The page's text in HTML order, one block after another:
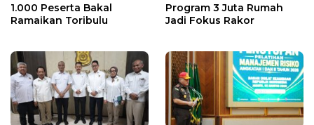
1.000 Peserta Bakal
Ramaikan Toribulu
Program 3 Juta Rumah
Jadi Fokus Rakor